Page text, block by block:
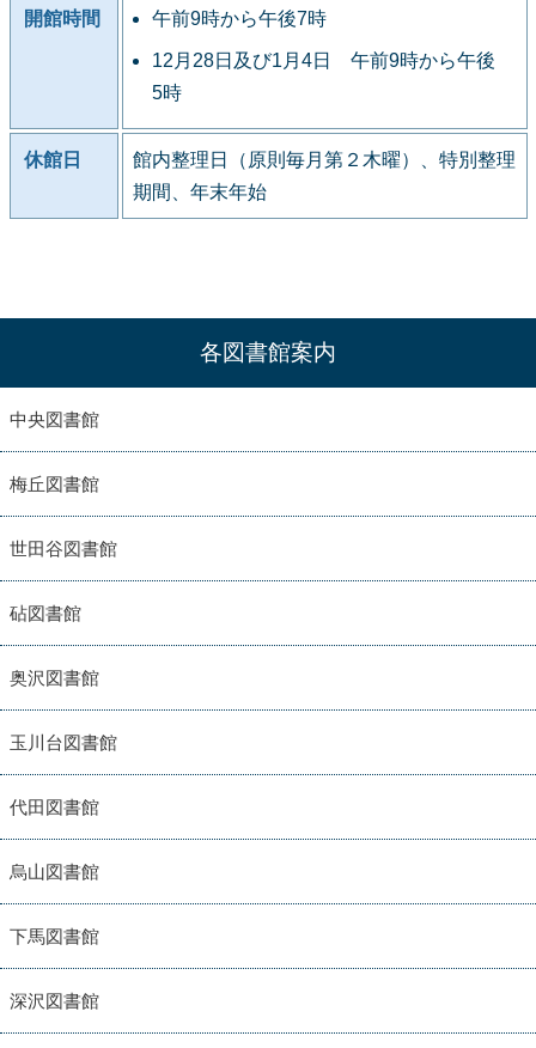
開館時間 午前9時から午後7時
12月28日及び1月4日 午前9時から午後
5時
休館日
館内整理日（原則毎月第２木曜）、特別整理
期間、年末年始
各図書館案内
中央図書館
梅丘図書館
世田谷図書館
砧図書館
奥沢図書館
玉川台図書館
代田図書館
烏山図書館
下馬図書館
深沢図書館